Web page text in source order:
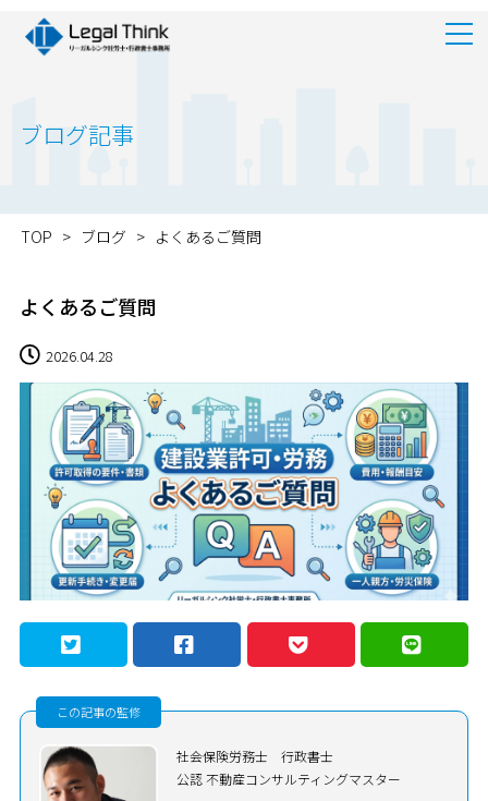
ブログ記事
TOP > ブログ > よくあるご質問
よくあるご質問
2026.04.28
この記事の監修
社会保険労務士 行政書士
公認 不動産コンサルティングマスター